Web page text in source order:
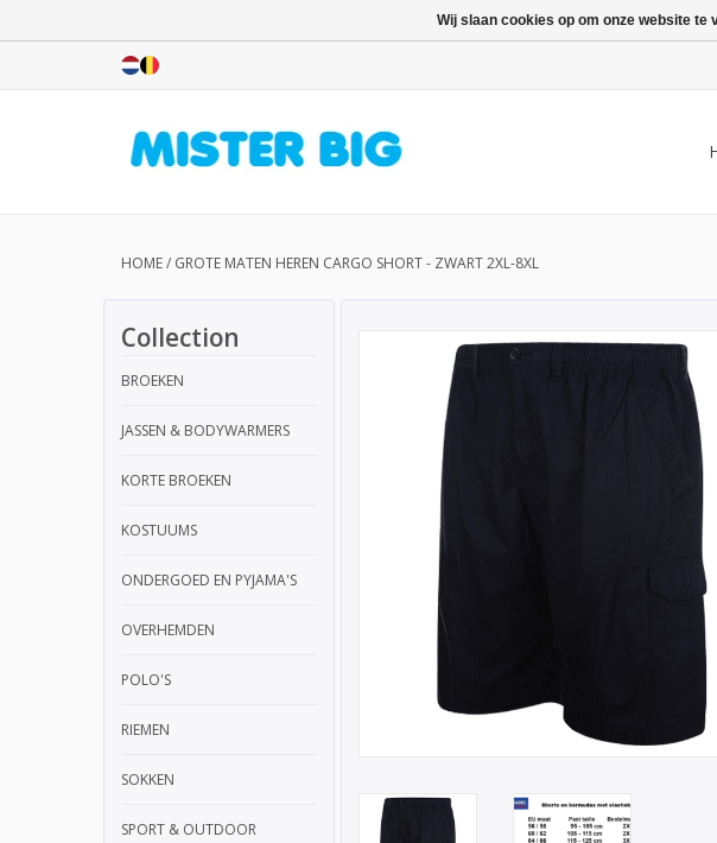
HOME/ GROTE MATEN HEREN CARGO SHORT - ZWART 2XL-8XL
Collection
BROEKEN
JASSEN & BODYWARMERS
KORTE BROEKEN
KOSTUUMS
ONDERGOED EN PYJAMA'S
OVERHEMDEN
POLO'S
RIEMEN
SOKKEN
SPORT & OUTDOOR
Wij slaan cookies op om onze website te